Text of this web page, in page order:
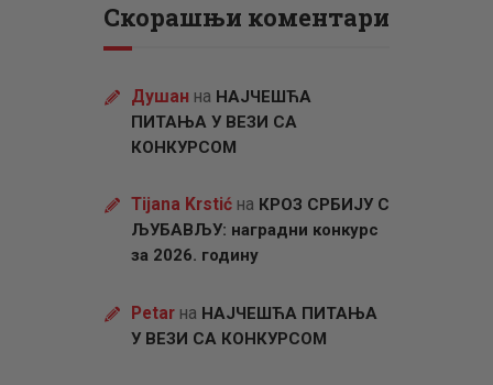
Скорашњи коментари
Душан на НАЈЧЕШЋА
ПИТАЊА У ВЕЗИ СА
КОНКУРСОМ
Tijana Krstićна КРОЗ СРБИЈУ С
ЉУБАВЉУ: наградни конкурс
за 2026. годину
Petarна НАЈЧЕШЋА ПИТАЊА
У ВЕЗИ СА КОНКУРСОМ